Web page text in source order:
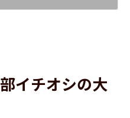
イチオシの大